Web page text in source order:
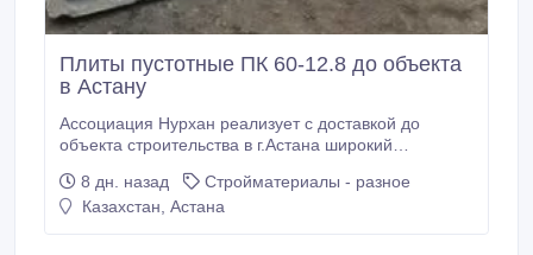
Плиты пустотные ПК 60-12.8 до объекта
в Астану
Ассоциация Нурхан реализует с доставкой до
объекта строительства в г.Астана широкий
т.ч.: ПК 60-12-8 (1190*5980*220) m=2, 10т. ПК 60-15-
8 (1490*5980*220) m=2, 80т. ПК 63-12-8
8 дн. назад
Стройматериалы - разное
Казахстан, Астана